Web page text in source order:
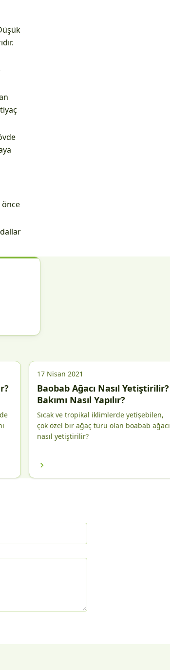
önce
17 Nisan 2021
Baobab Ağacı Nasıl Yetiştirilir?
Bakımı Nasıl Yapılır?
Sıcak ve tropikal iklimlerde yetişebilen,
çok özel bir ağaç türü olan boabab ağacı
nasıl yetiştirilir?